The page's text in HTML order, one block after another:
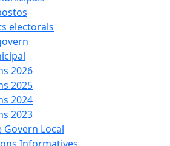
electorals
2026
2025
2024
2023
Govern Local